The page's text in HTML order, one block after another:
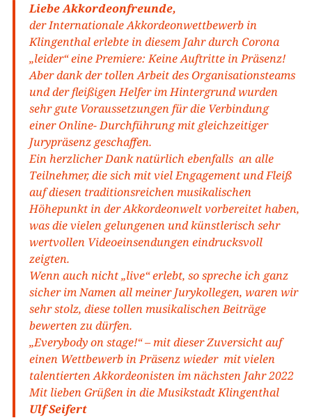
Liebe Akkordeonfreunde,
der Internationale Akkordeonwettbewerb in
Klingenthal erlebte in diesem Jahr durch Corona
„leider“ eine Premiere: Keine Auftritte in Präsenz!
Aber dank der tollen Arbeit des Organisationsteams
und der fleißigen Helfer im Hintergrund wurden
sehr gute Voraussetzungen für die Verbindung
einer Online- Durchführung mit gleichzeitiger
Jurypräsenz geschaffen.
Ein herzlicher Dank natürlich ebenfalls an alle
Teilnehmer, die sich mit viel Engagement und Fleiß
auf diesen traditionsreichen musikalischen
Höhepunkt in der Akkordeonwelt vorbereitet haben,
was die vielen gelungenen und künstlerisch sehr
wertvollen Videoeinsendungen eindrucksvoll
zeigten.
Wenn auch nicht „live“ erlebt, so spreche ich ganz
sicher im Namen all meiner Jurykollegen, waren wir
sehr stolz, diese tollen musikalischen Beiträge
bewerten zu dürfen.
„Everybody on stage!“ – mit dieser Zuversicht auf
einen Wettbewerb in Präsenz wieder mit vielen
talentierten Akkordeonisten im nächsten Jahr 2022
Mit lieben Grüßen in die Musikstadt Klingenthal
Ulf Seifert